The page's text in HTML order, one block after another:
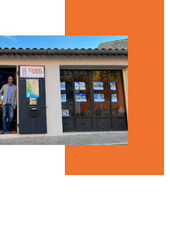
comprenons que chaque projet est
une résidence principale, une
investissement locatif, nous prenons
et de vous présenter les biens qui
vos attentes. Avec nous, chaque visite
vous offrir les meilleures chances de
nos
annonces immobilières à
,Gargas,Roussillon,AptetRustrel.
immobilière
veillons à vous proposer des
fondées sur des critères